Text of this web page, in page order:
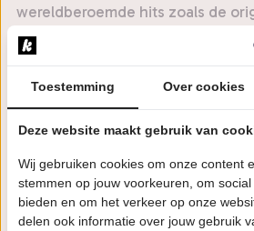
wereldberoemde hits zoals de
De bandleden zijn
Supertramp-fans. Century's
herkenbare en unieke geluid van
klassiekers voorbij: Dreamer,
America, Goodbye Stranger, It's
the Long Way Home, The Logical
Lady, Crime of the Century en
Toestemming Over cookies
Deze website maakt gebruik van
Wij gebruiken cookies om onze content
stemmen op jouw voorkeuren, om
bieden en om het verkeer op onze
delen ook informatie over jouw gebruik